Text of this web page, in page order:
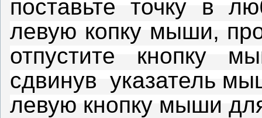
поставьте точку в
левую копку мыши,
отпустите кнопку
сдвинув указатель
левую кнопку мыши